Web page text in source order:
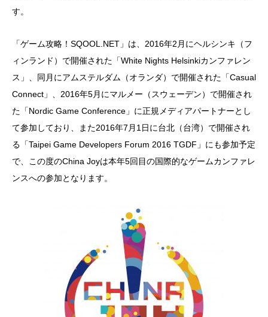
す。
「ゲーム攻略！SQOOL.NET」は、2016年2月にヘルシンキ（フ
ィンランド）で開催された「White Nights Helsinkiカンファレン
ス」、同月にアムステルダム（オランダ）で開催された「Casual
Connect」、2016年5月にマルメー（スウェーデン）で開催され
た「Nordic Game Conference」に正規メディアパートナーとし
て参加しており、また2016年7月1日に台北（台湾）で開催され
る「Taipei Game Developers Forum 2016 TGDF」にも参加予定
で、この度のChina Joyは本年5回目の国際的なゲームカンファレ
ンスへの参加となります。